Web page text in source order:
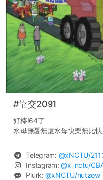
#靠交2091
好棒!64了
水母無憂無慮水母快樂無比
Telegram: @xNCTU/
Instagram:@x_nctu/
Plurk:@xNCTU/nutzow